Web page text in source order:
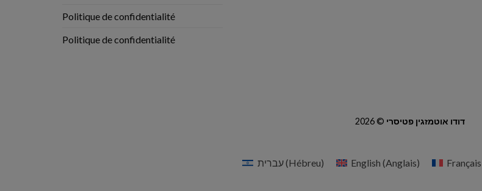
Politique de confidentialité
Politique de confidentialité
2026 © דודו אוטמזגין פטיסרי
עברית(Hébreu) English (Anglais) Français